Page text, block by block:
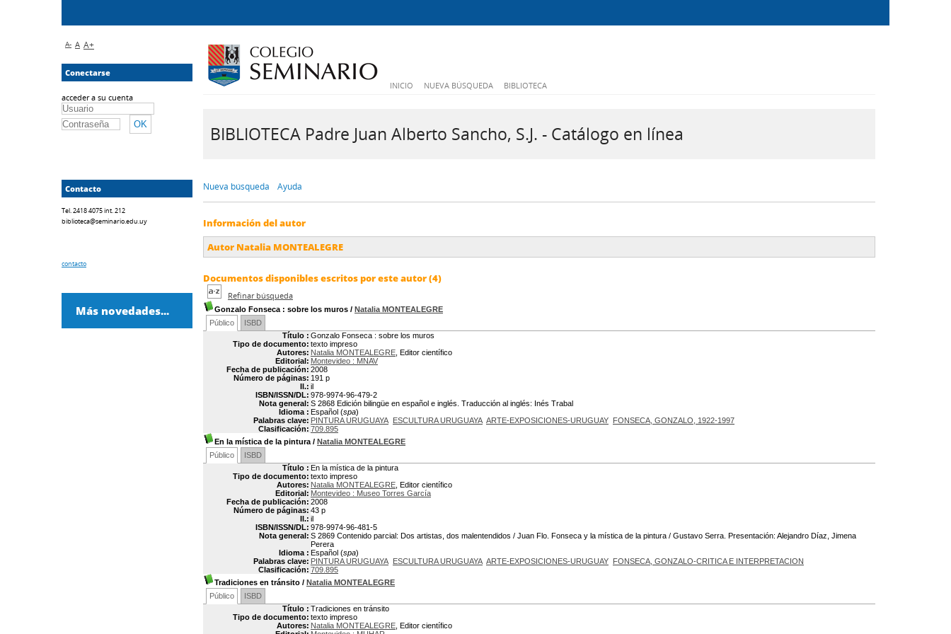
INICIO NUEVA BÚSQUEDA BIBLIOTECA
BIBLIOTECA Padre Juan Alberto Sancho, S.J. - Catálogo en línea
Nueva búsqueda Ayuda
Información del autor
Autor Natalia MONTEALEGRE
Documentos disponibles escritos por este autor (4)
Refinar búsqueda
Gonzalo Fonseca : sobre los muros / Natalia MONTEALEGRE
Público
ISBD
Título : Gonzalo Fonseca : sobre los muros
Tipo de documento: texto impreso
Autores: Natalia MONTEALEGRE , Editor científico
Editorial: Montevideo : MNAV
Fecha de publicación: 2008
Número de páginas: 191 p
Il.: il
ISBN/ISSN/DL: 978-9974-96-479-2
Nota general: S 2868 Edición bilingüe en español e inglés. Traducción al inglés: Inés Trabal
Idioma : Español (spa)
Palabras clave: PINTURA URUGUAYA ESCULTURA URUGUAYA ARTE-EXPOSICIONES-URUGUAY FONSECA, GONZALO, 1922-1997
Clasificación: 709.895
En la mística de la pintura / Natalia MONTEALEGRE
Público
ISBD
Título : En la mística de la pintura
Tipo de documento: texto impreso
Autores: Natalia MONTEALEGRE , Editor científico
Editorial: Montevideo : Museo Torres García
Fecha de publicación: 2008
Número de páginas: 43 p
Il.: il
ISBN/ISSN/DL: 978-9974-96-481-5
Nota general: S 2869 Contenido parcial: Dos artistas, dos malentendidos / Juan Flo. Fonseca y la mística de la pintura / Gustavo Serra. Presentación: Alejandro Díaz, Jimena
Perera
Idioma : Español (spa)
Palabras clave: PINTURA URUGUAYA ESCULTURA URUGUAYA ARTE-EXPOSICIONES-URUGUAY FONSECA, GONZALO-CRITICA E INTERPRETACION
Clasificación: 709.895
Tradiciones en tránsito / Natalia MONTEALEGRE
Público
ISBD
Título : Tradiciones en tránsito
Tipo de documento: texto impreso
Autores: Natalia MONTEALEGRE , Editor científico
A- A A+
Conectarse
acceder a su cuenta
Contacto
Tel. 2418 4075 int. 212
biblioteca@seminario.edu.uy
contacto
Más novedades...